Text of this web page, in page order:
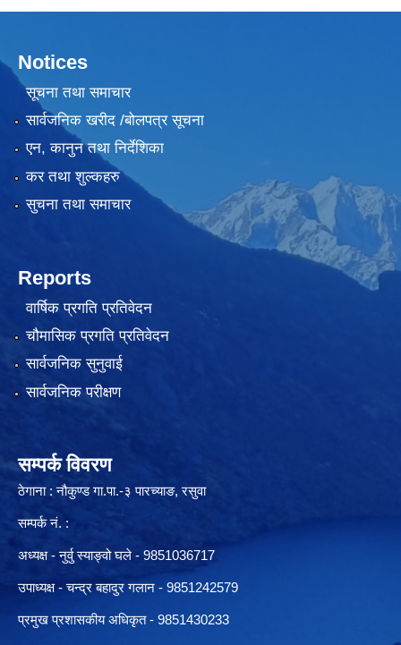
Notices
सूचना तथा समाचार
सार्वजनिक खरीद /बोलपत्र सूचना
एन, कानुन तथा निर्देशिका
कर तथा शुल्कहरु
सुचना तथा समाचार
Reports
वार्षिक प्रगति प्रतिवेदन
चौमासिक प्रगति प्रतिवेदन
सार्वजनिक सुनुवाई
सार्वजनिक परीक्षण
सम्पर्क विवरण
ठेगाना : नौकुण्ड गा.पा.-३ पारच्याङ, रसुवा
सम्पर्क नं. :
अध्यक्ष - नुर्वु स्याङ्वो घले - 9851036717
उपाध्यक्ष - चन्द्र बहादुर गलान - 9851242579
प्रमुख प्रशासकीय अधिकृत - 9851430233